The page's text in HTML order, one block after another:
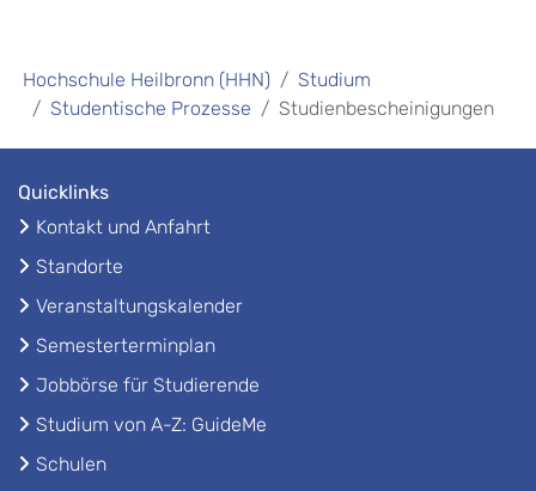
Hochschule Heilbronn (HHN)
Studium
Studentische Prozesse
Studienbescheinigungen
Quicklinks
Kontakt und Anfahrt
Standorte
Veranstaltungskalender
Semesterterminplan
Jobbörse für Studierende
Studium von A-Z: GuideMe
Schulen